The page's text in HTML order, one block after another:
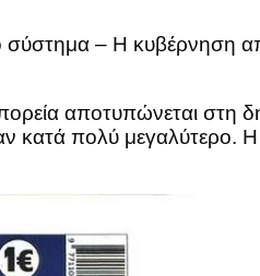
– Η κυβέρνηση
αποτυπώνεται στη
πολύ μεγαλύτερο. Η